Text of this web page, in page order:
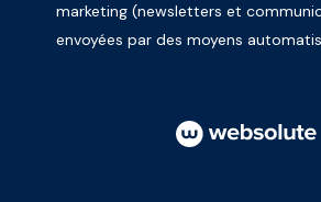
marketing (newsletters et
envoyées par des moyens